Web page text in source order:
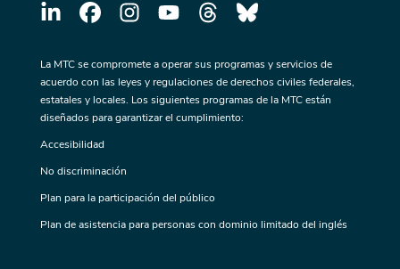
La MTC se compromete a operar sus programas y servicios de
acuerdo con las leyes y regulaciones de derechos civiles federales,
estatales y locales. Los siguientes programas de la MTC están
diseñados para garantizar el cumplimiento:
Accesibilidad
No discriminación
Plan para la participación del público
Plan de asistencia para personas con dominio limitado del inglés